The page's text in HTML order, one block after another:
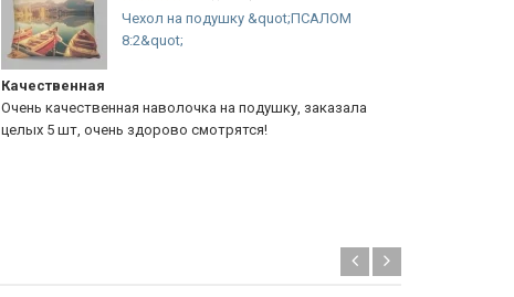
Чехол на подушку &quot;ПСАЛОМ
8:2&quot;
Качественная
Очень качественная наволочка на подушку, заказала
целых 5 шт, очень здорово смотрятся!